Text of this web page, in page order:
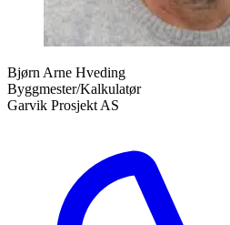
Bjørn Arne Hveding
Byggmester/Kalkulatør
Garvik Prosjekt AS